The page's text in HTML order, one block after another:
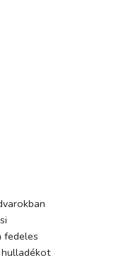
fedeles